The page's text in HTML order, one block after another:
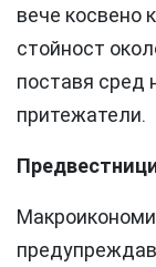
вече косвено
стойност
поставя сред
притежатели.